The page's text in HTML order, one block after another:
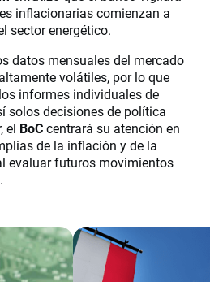
inflacionarias comienzan a
sector energético.
datos mensuales del mercado
volátiles, por lo que
informes individuales de
solos decisiones de política
el BoCcentrará su atención en
de la inflación y de la
evaluar futuros movimientos